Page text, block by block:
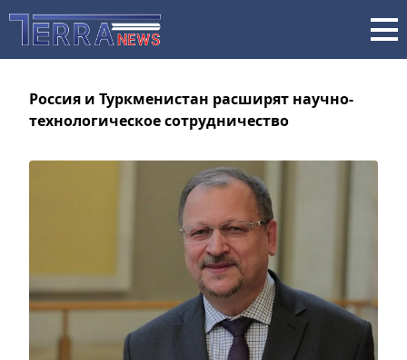
Россия и Туркменистан расширят научно-
технологическое сотрудничество